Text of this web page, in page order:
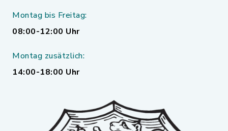
Montag bis Freitag:
08:00-12:00 Uhr
Montag zusätzlich:
14:00-18:00 Uhr